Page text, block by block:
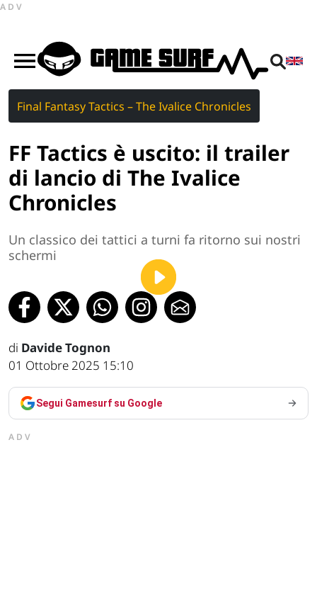
ADV
Final Fantasy Tactics – The Ivalice Chronicles
FF Tactics è uscito: il trailer
di lancio di The Ivalice
Chronicles
Un classico dei tattici a turni fa ritorno sui nostri
schermi
di Davide Tognon
01 Ottobre 2025 15:10
Segui Gamesurf su Google
ADV